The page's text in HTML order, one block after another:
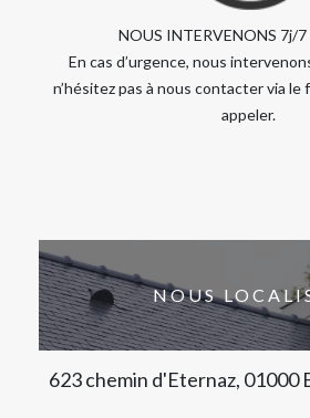
NOUS INTERVENONS 7j/
En cas d’urgence, nous
n’hésitez pas à nous contacter via le
appeler.
NOUS
623 chemin d'Eternaz, 01000